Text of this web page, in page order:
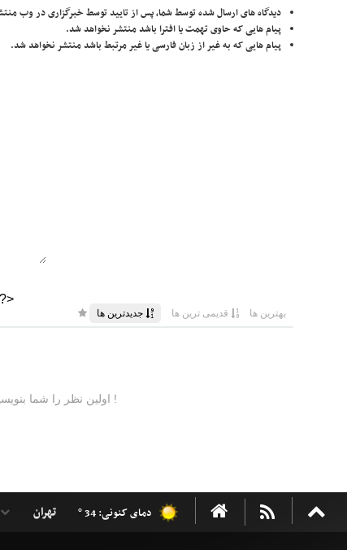
دیدگاه های ارسال شده توسط شما، پس از تایید توسط خبرگزاری در وب
پیام هایی که حاوی تهمت یا افترا باشد منتشر نخواهد شد.
پیام هایی که به غیر از زبان فارسی یا غیر مرتبط باشد منتشر نخواهد شد.
دمای کنونی: 34 °